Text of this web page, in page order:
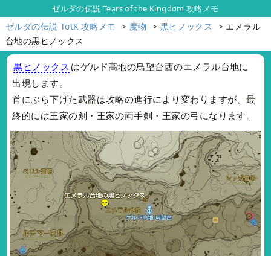
ゼルダの伝説 Tears of the Kingdom 攻略メモ
ゼルダの伝説 TotK 攻略メモ 魔物 黒ヒノックス
エメラル
台地の黒ヒノックス
黒ヒノックス はゲルド高地の鳥望台西のエメラル台地に
出現します。
首にぶら下げた武器は攻略の進行により変わりますが、最
終的には王家の剣・王家の両手剣・王家の弓になります。